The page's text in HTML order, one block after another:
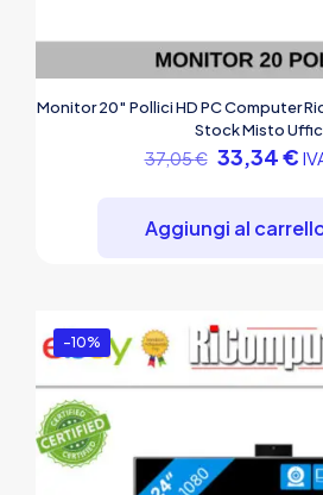
Monitor 20″ Pollici HD PC Computer
Stock Misto
37,05€ Il
prezzo
era:
37,05 €.
33,34€Il
è:
Aggiungi al
-10%